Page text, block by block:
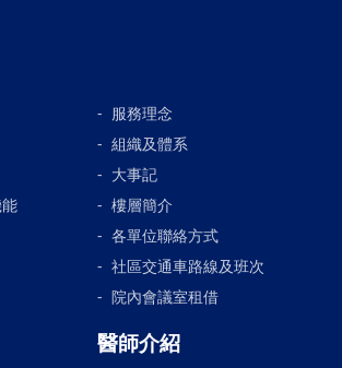
但如果術後追加放射治療，局部復發
胸部美觀。而患側上肢淋巴水腫的問
等醫生率先提出哨兵淋巴結的概
患側上肢淋巴水腫的問題， 當時是用
）及碘氰綠（ICG）來偵測前
真正的轉捩點應屬
；直到1980年到1990年代才進入了
時代，紫杉醇效果優於小紅莓，目前
療》 這個先後問題經常困擾著患者；
服務理念
組織及體系
大事記
樓層簡介
各單位聯絡方式
社區交通車路線及班次
院內會議室租借
醫師介紹